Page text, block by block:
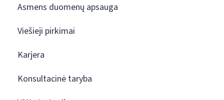
Asmens duomenų apsauga
Viešieji pirkimai
Karjera
Konsultacinė taryba